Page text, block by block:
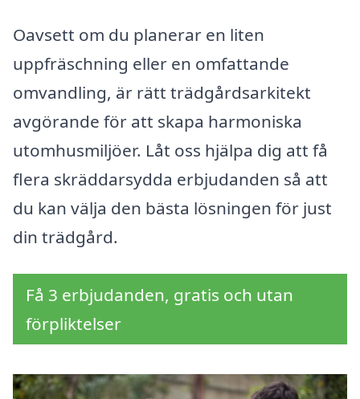
Oavsett om du planerar en liten
uppfräschning eller en omfattande
omvandling, är rätt trädgårdsarkitekt
avgörande för att skapa harmoniska
utomhusmiljöer. Låt oss hjälpa dig att få
flera skräddarsydda erbjudanden så att
du kan välja den bästa lösningen för just
din trädgård.
Få 3 erbjudanden, gratis och utan
förpliktelser